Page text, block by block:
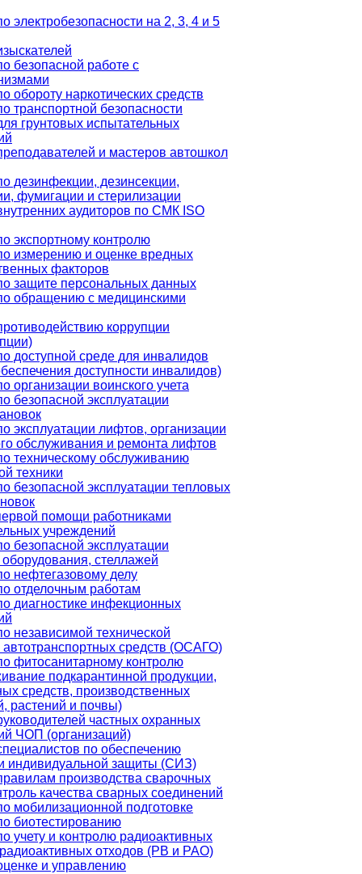
электробезопасности на 2, 3, 4 и 5
безопасной работе с
обороту наркотических средств
транспортной безопасности
грунтовых испытательных
и мастеров автошкол
дезинфекции, дезинсекции,
фумигации и стерилизации
аудиторов по СМК ISO
экспортному контролю
измерению и оценке вредных
факторов
защите персональных данных
обращению с медицинскими
коррупции
доступной среде для инвалидов
доступности инвалидов)
организации воинского учета
безопасной эксплуатации
эксплуатации лифтов, организации
обслуживания и ремонта лифтов
техническому обслуживанию
техники
безопасной эксплуатации тепловых
помощи работниками
учреждений
безопасной эксплуатации
оборудования, стеллажей
нефтегазовому делу
отделочным работам
диагностике инфекционных
независимой технической
автотранспортных средств (ОСАГО)
фитосанитарному контролю
подкарантинной продукции,
средств, производственных
растений и почвы)
частных охранных
ЧОП (организаций)
по обеспечению
индивидуальной защиты (СИЗ)
производства сварочных
качества сварных соединений
мобилизационной подготовке
биотестированию
учету и контролю радиоактивных
отходов (РВ и РАО)
и управлению